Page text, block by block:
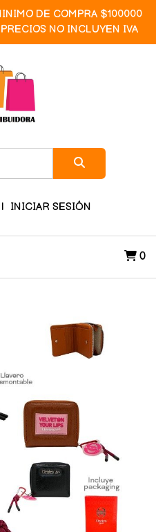
DE COMPRA $100000
NO INCLUYEN IVA
INICIAR SESIÓN
0